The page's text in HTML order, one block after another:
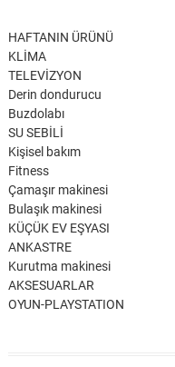
HAFTANIN ÜRÜNÜ
KLİMA
TELEVİZYON
Derin dondurucu
Buzdolabı
SU SEBİLİ
Kişisel bakım
Fitness
Çamaşır makinesi
Bulaşık makinesi
KÜÇÜK EV EŞYASI
ANKASTRE
Kurutma makinesi
AKSESUARLAR
OYUN-PLAYSTATION